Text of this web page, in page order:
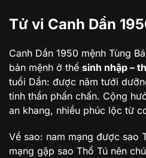
Tử vi Canh Dần
Canh Dần 1950 mệnh Tùng
bản mệnh ở thế sinh nhập –
tuổi Dần: được năm tưới
tinh thần phấn chấn. Cộng
an khang, nhiều phúc lộc từ
Về sao: nam mạng được sao
mạng gặp sao Thổ Tú nên